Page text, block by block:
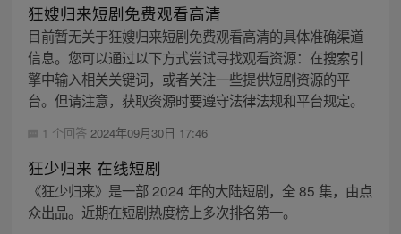
狂嫂归来短剧免费观看高清
目前暂无关于狂嫂归来短剧免费观看高清的具体准确渠道
信息。您可以通过以下方式尝试寻找观看资源：在搜索引
擎中输入相关关键词，或者关注一些提供短剧资源的平
台。但请注意，获取资源时要遵守法律法规和平台规定。
1 个回答 2024年09月30日 17:46
狂少归来 在线短剧
《狂少归来》是一部 2024 年的大陆短剧，全 85 集，由点
众出品。近期在短剧热度榜上多次排名第一。